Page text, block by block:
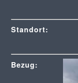
Standort:
Bezug: